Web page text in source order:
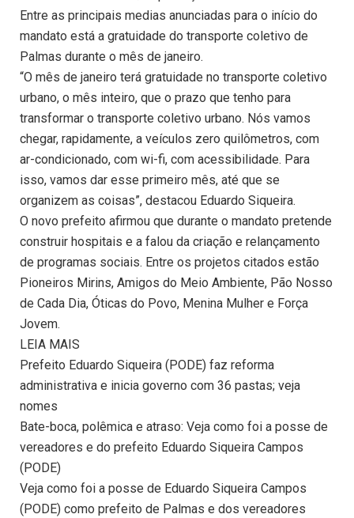
Entre as principais medias anunciadas para o início do
mandato está a gratuidade do transporte coletivo de
Palmas durante o mês de janeiro.
“O mês de janeiro terá gratuidade no transporte coletivo
urbano, o mês inteiro, que o prazo que tenho para
transformar o transporte coletivo urbano. Nós vamos
chegar, rapidamente, a veículos zero quilômetros, com
ar-condicionado, com wi-fi, com acessibilidade. Para
isso, vamos dar esse primeiro mês, até que se
organizem as coisas”, destacou Eduardo Siqueira.
O novo prefeito afirmou que durante o mandato pretende
construir hospitais e a falou da criação e relançamento
de programas sociais. Entre os projetos citados estão
Pioneiros Mirins, Amigos do Meio Ambiente, Pão Nosso
de Cada Dia, Óticas do Povo, Menina Mulher e Força
Jovem.
LEIA MAIS
Prefeito Eduardo Siqueira (PODE) faz reforma
administrativa e inicia governo com 36 pastas; veja
nomes
Bate-boca, polêmica e atraso: Veja como foi a posse de
vereadores e do prefeito Eduardo Siqueira Campos
(PODE)
Veja como foi a posse de Eduardo Siqueira Campos
(PODE) como prefeito de Palmas e dos vereadores